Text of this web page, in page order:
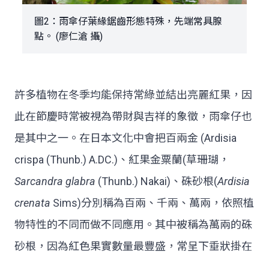
圖2：雨傘仔葉緣鋸齒形態特殊，先端常具腺
點。 (廖仁滄 攝)
許多植物在冬季均能保持常綠並結出亮麗紅果，因
此在節慶時常被視為帶財與吉祥的象徵，雨傘仔也
是其中之一。在日本文化中會把百兩金 (Ardisia
crispa (Thunb.) A.DC.)、紅果金粟蘭(草珊瑚，
Sarcandra glabra (Thunb.) Nakai)、硃砂根(Ardisia
crenata Sims)分別稱為百兩、千兩、萬兩，依照植
物特性的不同而做不同應用。其中被稱為萬兩的硃
砂根，因為紅色果實數量最豐盛，常呈下垂狀掛在